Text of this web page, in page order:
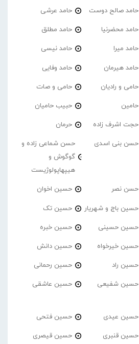
حامد صالح دوست حامد عرشی
حامد محضرنیا حامد مطلق
حامد میرا حامد نیسی
حامد هیرمان حامد وفایی
حامی و رادیان حامی و صات
حامین حبیب حامیان
حجت اشرف زاده حرمان
حسن بنی اسدی
حسن شماعی زاده و
گوگوش و
هیپهاپولوژیست
حسن نصر حسین اخوان
حسین باج و شهریار حسین تک
حسین حسینی حسین خبره
حسین خیرخواه حسین دانش
حسین راد حسین رحمانی
حسین شفیعی حسین عاشقی
حسین عیدی حسین فتحی
حسین قنبری حسین قیصری